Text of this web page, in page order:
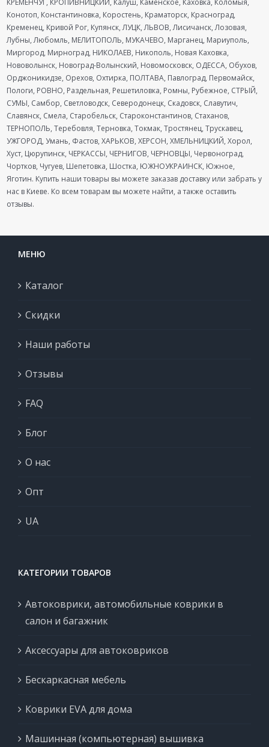
Конотоп, Константиновка, Коростень, Краматорск, Красноград,
Кременец, Кривой Рог, Купянск, ЛУЦК, ЛЬВОВ, Лисичанск, Лозовая,
Лубны, Любомль, МЕЛИТОПОЛЬ, МУКАЧЕВО, Марганец, Мариуполь,
Миргород, Мирноград, НИКОЛАЕВ, Никополь, Новая Каховка,
Нововолынск, Новоград-Волынский, Новомосковск, ОДЕССА, Обухов,
Орджоникидзе, Орехов, Охтирка, ПОЛТАВА, Павлоград, Первомайск,
Пологи, РОВНО, Раздельная, Решетиловка, Ромны, Рубежное, СТРЫЙ,
СУМЫ, Самбор, Светловодск, Северодонецк, Скадовск, Славутич,
Славянск, Смела, Старобельск, Староконстантинов, Стаханов,
ТЕРНОПОЛЬ, Теребовля, Терновка, Токмак, Тростянец, Трускавец,
УЖГОРОД, Умань, Фастов, ХАРЬКОВ, ХЕРСОН, ХМЕЛЬНИЦКИЙ, Хорол,
Хуст, Цюрупинск, ЧЕРКАССЫ, ЧЕРНИГОВ, ЧЕРНОВЦЫ, Червоноград,
Чортков, Чугуев, Шепетовка, Шостка, ЮЖНОУКРАИНСК, Южное,
Яготин. Купить наши товары вы можете заказав доставку или забрать у
нас в Киеве. Ко всем товарам вы можете найти, а также оставить
отзывы.
МЕНЮ
Каталог
Скидки
Наши работы
Отзывы
FAQ
Блог
О нас
Опт
UA
КАТЕГОРИИ ТОВАРОВ
Автоковрики, автомобильные коврики в
салон и багажник
Аксессуары для автоковриков
Бескаркасная мебель
Коврики EVA для дома
Машинная (компьютерная) вышивка